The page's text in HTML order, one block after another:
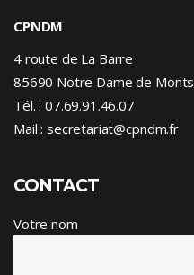
CPNDM
4 route de La Barre
85690 Notre Dame de Monts
Tél. : 07.69.91.46.07
Mail : secretariat@cpndm.fr
CONTACT
Votre nom